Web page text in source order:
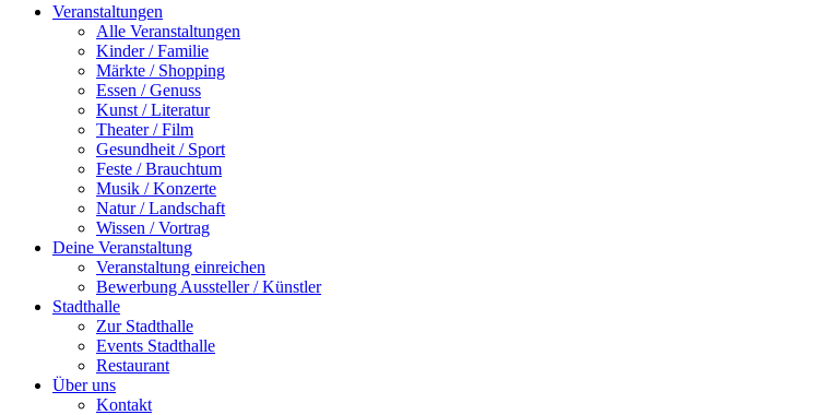
Veranstaltungen
Alle Veranstaltungen
Kinder / Familie
Märkte / Shopping
Essen / Genuss
Kunst / Literatur
Theater / Film
Gesundheit / Sport
Feste / Brauchtum
Musik / Konzerte
Natur / Landschaft
Wissen / Vortrag
Deine Veranstaltung
Veranstaltung einreichen
Bewerbung Aussteller / Künstler
Stadthalle
Zur Stadthalle
Events Stadthalle
Restaurant
Über uns
Kontakt